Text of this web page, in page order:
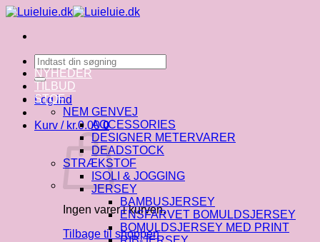
Fortsæt
indhold
Søg
efter:
Log ind
Kurv / kr.0.00 0
Ingen varer i kurven.
Tilbage til shoppen
NYHEDER
TILBUD
STOF
NEM GENVEJ
ACCESSORIES
DESIGNER METERVARER
DEADSTOCK
STRÆKSTOF
ISOLI & JOGGING
JERSEY
BAMBUSJERSEY
ENSFARVET BOMULDSJERSEY
BOMULDSJERSEY MED PRINT